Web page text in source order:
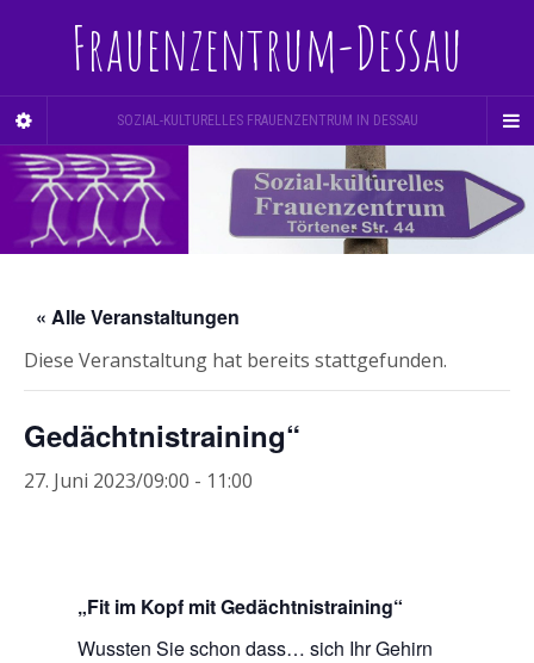
Frauenzentrum-Dessau
SOZIAL-KULTURELLES FRAUENZENTRUM IN DESSAU
« Alle Veranstaltungen
Diese Veranstaltung hat bereits stattgefunden.
Gedächtnistraining“
27. Juni 2023/09:00 - 11:00
„Fit im Kopf mit Gedächtnistraining“
Wussten Sie schon dass… sich Ihr Gehirn